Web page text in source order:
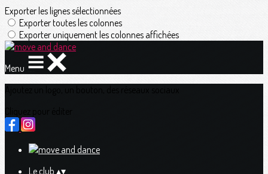
Exporter les lignes sélectionnées
Exporter toutes les colonnes
Exporter uniquement les colonnes affichées
Menu
Le club ▴▾